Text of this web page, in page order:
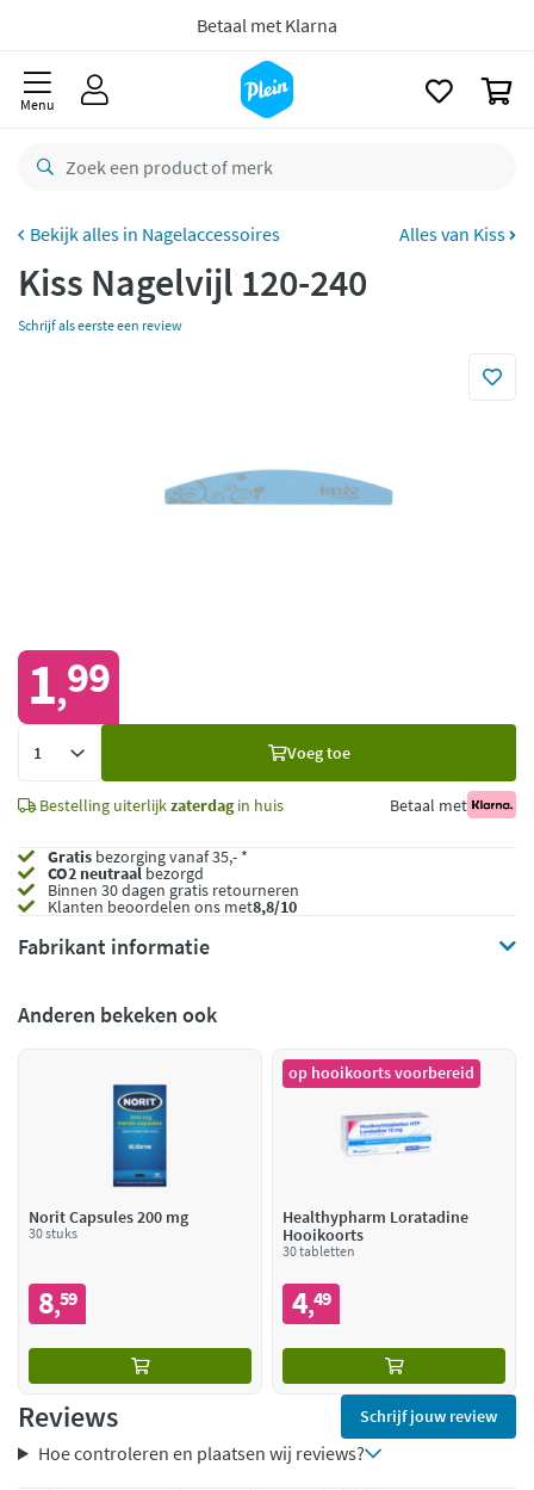
8,8/10Goed
CO2 neutraal
Menu
Nagelaccessoires Alles van Kiss
Kiss Nagelvijl 120-240
Schrijf als eerste een review
1,99
Voeg toe
Bestelling uiterlijkzaterdagin huis Betaal met
Gratis bezorging vanaf 35,- *
CO2 neutraalbezorgd
Binnen 30 dagen gratis retourneren
Klanten beoordelen ons met8,8/10
Fabrikant informatie
Anderen bekeken ook
Norit Capsules 200 mg
30 stuks
8,59
op hooikoorts voorbereid
Healthypharm Loratadine
Hooikoorts
30 tabletten
4,49
Reviews Schrijf jouw review
Hoe controleren en plaatsen wij reviews?